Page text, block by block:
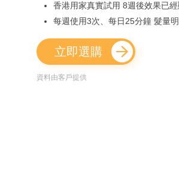
香港用家真實試用 8週後效果已
每週使用3次、每日25分鐘 髮量
立即選購
資料由客戶提供